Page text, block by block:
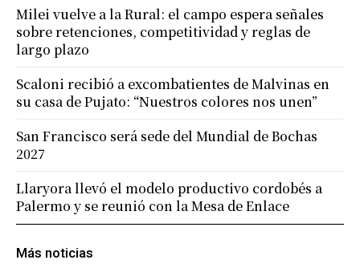
Más noticias
Milei vuelve a la Rural: el campo espera señales
sobre retenciones, competitividad y reglas de
largo plazo
Scaloni recibió a excombatientes de Malvinas en
su casa de Pujato: “Nuestros colores nos unen”
San Francisco será sede del Mundial de Bochas
2027
Llaryora llevó el modelo productivo cordobés a
Palermo y se reunió con la Mesa de Enlace